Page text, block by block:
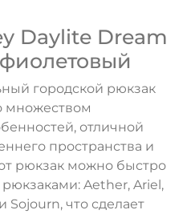
Daylite Dream
городской рюкзак
множеством
отличной
пространства и
рюкзак можно быстро
Aether, Ariel,
Sojourn, что сделает